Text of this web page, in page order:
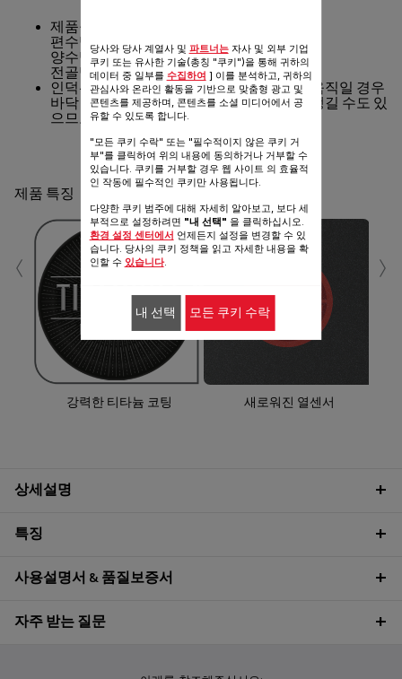
제품구성
편수냄비 18cm
양수냄비 20/24cm
전골냄비 24cm
인덕션 레인지 사용 시 반복적으로 제품을 움직일 경우
바닥면 마찰에 따라 인덕션 상판에 흠집이 생길 수도 있
으므로 주의하여 사용하십시오.
공유 보내기
제품 특징
강력한 티타늄 코팅 새로워진 열센서
‹ ›
상세설명
특징
사용설명서 & 품질보증서
자주 받는 질문
당사와 당사 계열사 및 파트너는자사 및 외부 기업
쿠키 또는 유사한 기술(총칭 "쿠키")을 통해 귀하의
데이터 중 일부를 수집하여 ] 이를 분석하고, 귀하의
관심사와 온라인 활동을 기반으로 맞춤형 광고 및
콘텐츠를 제공하며, 콘텐츠를 소셜 미디어에서 공
유할 수 있도록 합니다.
"모든 쿠키 수락" 또는 "필수적이지 않은 쿠키 거
부"를 클릭하여 위의 내용에 동의하거나 거부할 수
있습니다. 쿠키를 거부할 경우 웹 사이트 의 효율적
인 작동에 필수적인 쿠키만 사용됩니다.
다양한 쿠키 범주에 대해 자세히 알아보고, 보다 세
부적으로 설정하려면 "내 선택" 을 클릭하십시오.
환경 설정 센터에서 언제든지 설정을 변경할 수 있
습니다. 당사의 쿠키 정책을 읽고 자세한 내용을 확
인할 수 있습니다.
내 선택 모든 쿠키 수락